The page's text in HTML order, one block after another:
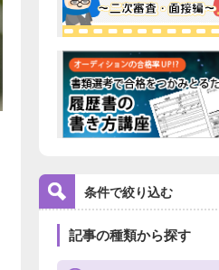
条件で絞り込む
記事の種類から探す